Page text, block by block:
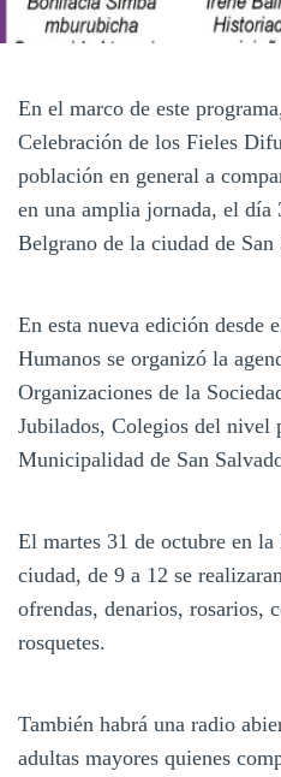
En el marco de este
Celebración de los Fieles
población en general a
en una amplia jornada, el día
Belgrano de la ciudad de
En esta nueva edición
Humanos se organizó la
Organizaciones de la
Jubilados, Colegios del nivel
Municipalidad de San
El martes 31 de octubre en la
ciudad, de 9 a 12 se
ofrendas, denarios, rosarios,
rosquetes.
También habrá una radio
adultas mayores quienes